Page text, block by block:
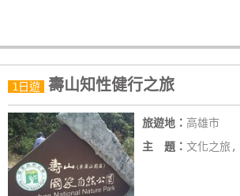
務
顧
客
滿
意
1日遊 壽山知性健行之旅
旅遊地： 高雄市
主 題： 文化之旅,